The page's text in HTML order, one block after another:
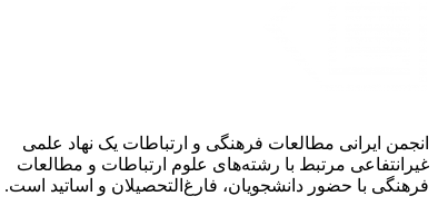
انجمن ایرانی مطالعات فرهنگی و ارتباطات یک نهاد علمی
غیرانتفاعی مرتبط با رشته‌های علوم ارتباطات و مطالعات
فرهنگی با حضور دانشجویان، فارغ‌التحصیلان و اساتید است.